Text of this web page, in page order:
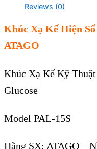
Reviews (0)
Khúc Xạ Kế Hiện
ATAGO
Khúc Xạ Kế Kỹ
Glucose
Model PAL-15S
Hãng SX: ATAGO –